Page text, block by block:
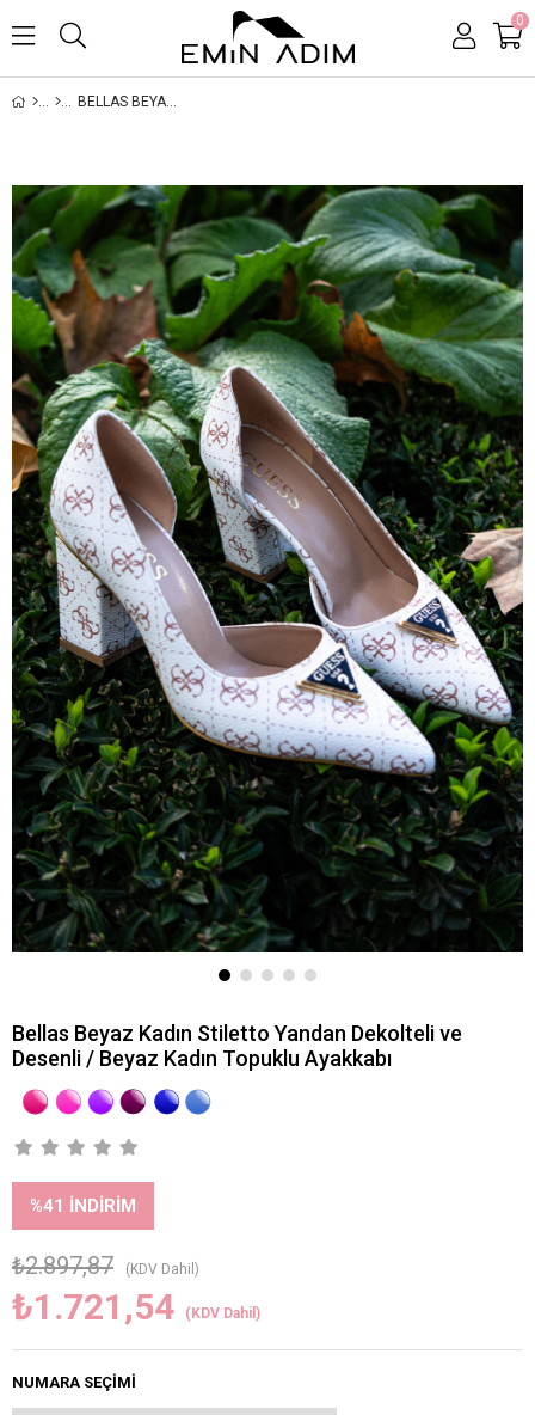
0
BELLAS BEYAZ KADIN STILETTO YANDAN DEKOLTELI VE DESENLI / BEYAZ KADIN TOPUKLU AYAKKABI
Bellas Beyaz Kadın Stiletto Yandan Dekolteli ve
Desenli / Beyaz Kadın Topuklu Ayakkabı
%41 İNDIRIM
₺2.897,87 (KDV Dahil)
₺1.721,54 (KDV Dahil)
NUMARA SEÇIMI